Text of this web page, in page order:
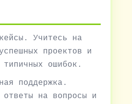
Учитесь на
проектов и
типичных ошибок.
поддержка.
ответы на вопросы и